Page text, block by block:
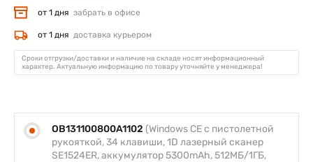
OB131100800A1102 (Windows CE с пистолетной
рукояткой, 34 клавиши, 1D лазерный сканер
SE1524ER, аккумулятор 5300mAh, 512МБ/1ГБ,
от 1 дня забрать в офисе
от 1 дня доставка курьером
Сроки отгрузки/доставки и наличие на складе носят информационный
характер. Актуальную информацию по товару уточняйте у менеджера!